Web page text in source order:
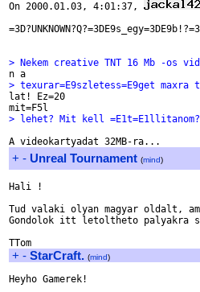
On 2000.01.03, 4:01:37,
> Nekem creative TNT 16 Mb -os
> texurar=E9szletess=E9get
lat! Ez=20
> lehet? Mit kell =E1t=E1llitanom?
+ - Unreal Tournament (mind)
Hali !
Tud valaki olyan magyar oldalt,
Gondolok itt letoltheto palyakra
+ - StarCraft. (mind)
Heyho Gamerek!